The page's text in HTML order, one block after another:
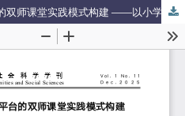
基于国家中小学智慧教育平台的双师课堂实践模式构建 ——以小学语文精读课为例